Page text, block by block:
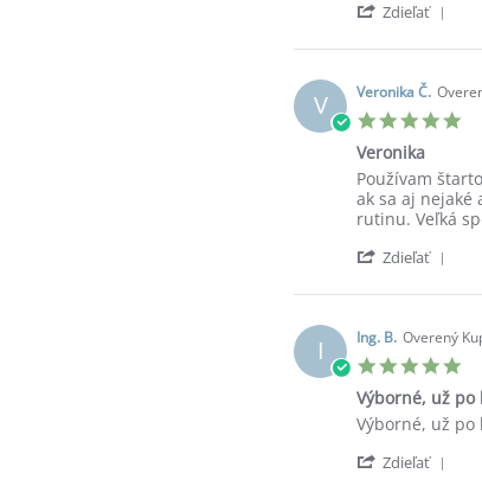
Beáta
on
Jul
2023
Vynikajuce
Zdieľať
D.
on
Jul
V Veronika Č.
5.0
Veronika
Review
by
Veronika
on
Sep
review
stating
Veronika
Používam
ak sa aj nejaké
rutinu. Veľká
Zdieľať
Č.
on
2
Sep
I Ing. B. Overený
5.0
star
Výborné, už po
Review
Ing.
review
Výborné,
Výborné, už po
Zdieľať